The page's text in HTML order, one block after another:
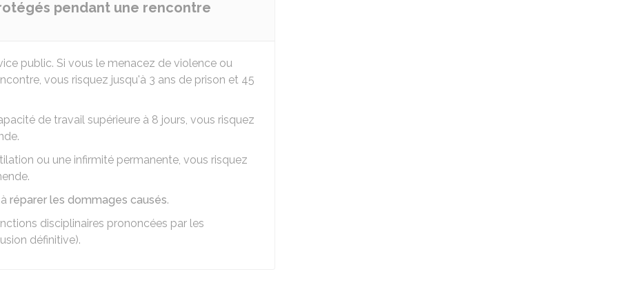
pendant une rencontre
public. Si vous le menacez de violence ou
vous risquez jusqu'à 3 ans de prison et 45
de travail supérieure à 8 jours, vous risquez
ou une infirmité permanente, vous risquez
réparer les dommages causés.
disciplinaires prononcées par les
définitive).